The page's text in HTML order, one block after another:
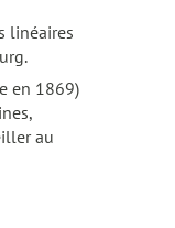
linéaires
en 1869)
au